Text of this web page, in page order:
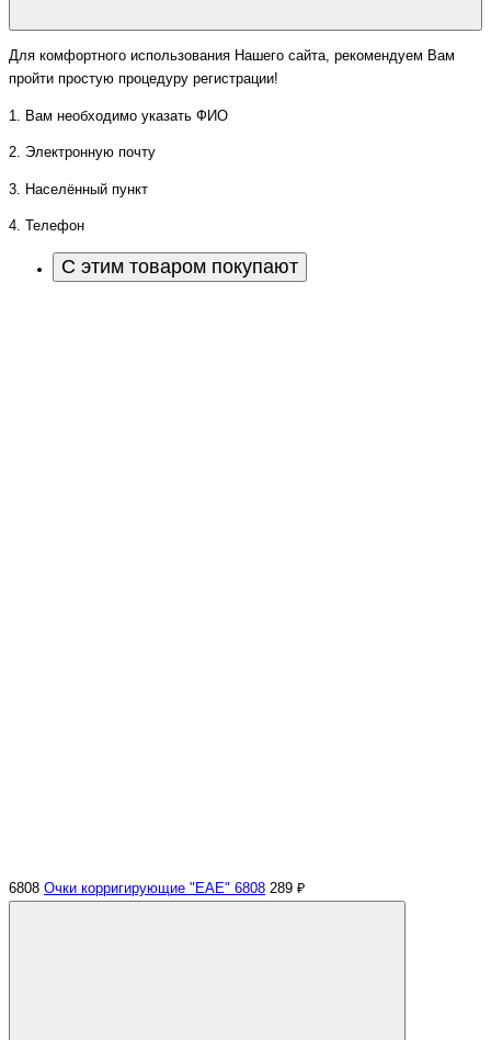
Для комфортного использования Нашего сайта, рекомендуем Вам
пройти простую процедуру регистрации!
1. Вам необходимо указать ФИО
2. Электронную почту
3. Населённый пункт
4. Телефон
С этим товаром покупают
6808 Очки корригирующие "EAE" 6808 289 ₽